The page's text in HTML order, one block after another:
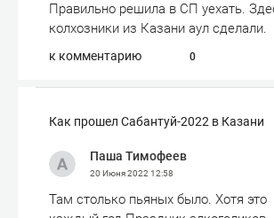
Правильно решила в СП уехать.
колхозники из Казани аул сделали.
к комментарию 0
Как прошел Сабантуй-2022 в Казани
Паша Тимофеев
20 Июня 2022 12:58
Там столько пьяных было. Хотя это